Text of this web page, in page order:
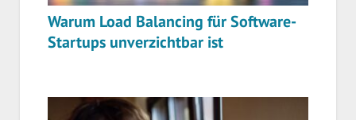
Warum Load Balancing für Software-
Startups unverzichtbar ist